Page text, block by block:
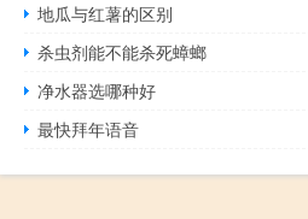
地瓜与红薯的区别
杀虫剂能不能杀死蟑螂
净水器选哪种好
最快拜年语音